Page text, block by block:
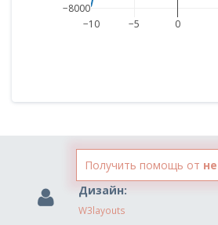
−10 −5 0
−8000
Получить помощь от
Дизайн:
W3layouts